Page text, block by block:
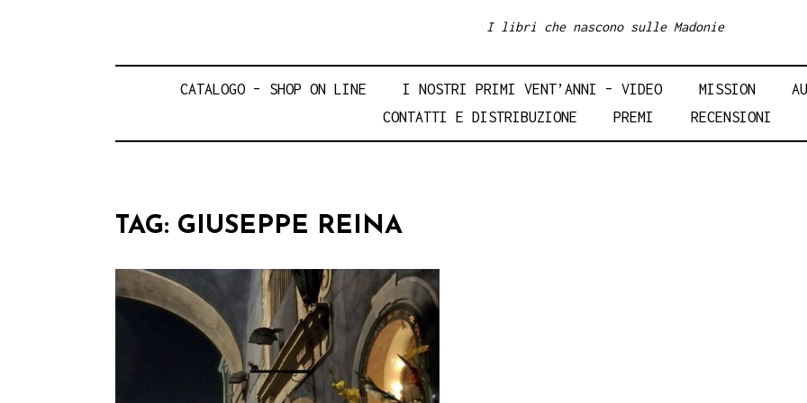
I libri che nascono sulle Madonie
CATALOGO – SHOP ON LINE I NOSTRI PRIMI VENT’ANNI – VIDEO MISSION
CONTATTI E DISTRIBUZIONE
PREMI RECENSIONI
TAG: GIUSEPPE REINA